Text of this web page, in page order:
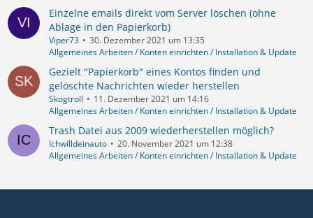
Einzelne emails direkt vom Server löschen (ohne
Ablage in den Papierkorb)
Viper73
30. Dezember 2021 um 13:35
Allgemeines Arbeiten / Konten einrichten / Installation & Update
Gezielt "Papierkorb" eines Kontos finden und
gelöschte Nachrichten wieder herstellen
Skogtroll
11. Dezember 2021 um 14:16
Allgemeines Arbeiten / Konten einrichten / Installation & Update
Trash Datei aus 2009 wiederherstellen möglich?
Ichwilldeinauto
20. November 2021 um 12:38
Allgemeines Arbeiten / Konten einrichten / Installation & Update